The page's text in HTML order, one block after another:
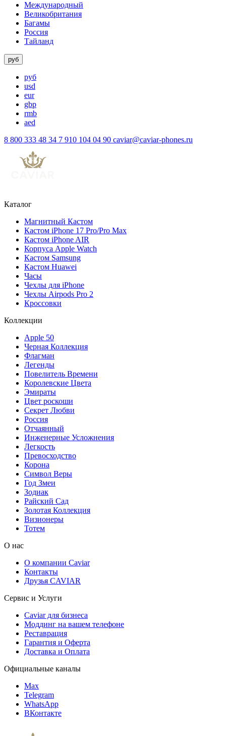
Международный
Великобритания
Багамы
Россия
Тайланд
руб
руб
usd
eur
gbp
rmb
aed
8 800 333 48 34 7 910 104 04 90 caviar@caviar-phones.ru
Каталог
Магнитный Кастом
Кастом iPhone 17 Pro/Pro Max
Кастом iPhone AIR
Корпуса Apple Watch
Кастом Samsung
Кастом Huawei
Часы
Чехлы для iPhone
Чехлы Airpods Pro 2
Кроссовки
Коллекции
Apple 50
Черная Коллекция
Флагман
Легенды
Повелитель Времени
Королевские Цвета
Эмираты
Цвет роскоши
Секрет Любви
Россия
Отчаянный
Инженерные Усложнения
Легкость
Превосходство
Корона
Символ Веры
Год Змеи
Зодиак
Райский Сад
Золотая Коллекция
Визионеры
Тотем
О нас
О компании Caviar
Контакты
Друзья CAVIAR
Сервис и Услуги
Caviar для бизнеса
Моддинг на вашем телефоне
Реставрация
Гарантия и Оферта
Доставка и Оплата
Официальные каналы
Max
Telegram
WhatsApp
ВКонтакте